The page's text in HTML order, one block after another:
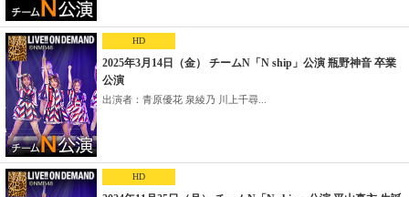
HD
2025年3月14日（金） チームN「N ship」公演 瓶野神音 卒業
公演
出演者：青原優花 泉綾乃 川上千尋...
HD